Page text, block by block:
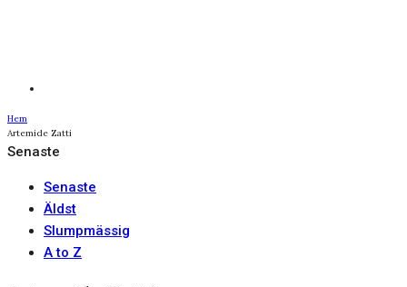
Hem
Artemide Zatti
Senaste
Senaste
Äldst
Slumpmässig
A to Z